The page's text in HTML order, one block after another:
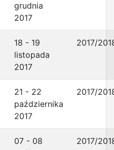
grudnia
2017
18 - 19
listopada
2017
2017/
21 - 22
października
2017
2017/
07 - 08
2017/